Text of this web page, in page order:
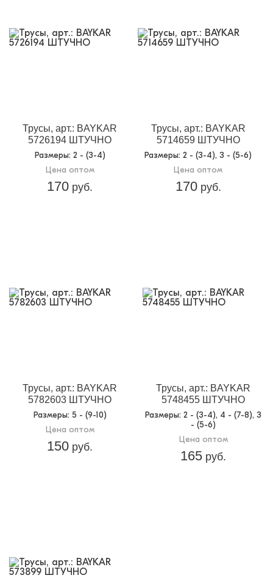
Трусы, арт.: BAYKAR
5726194 ШТУЧНО
Размеры: 2 - (3-4)
Цена оптом
170 руб.
Трусы, арт.: BAYKAR
5714659 ШТУЧНО
Размеры: 2 - (3-4), 3 - (5-6)
Цена оптом
170руб.
Трусы, арт.: BAYKAR
5782603 ШТУЧНО
Размеры: 5 - (9-10)
Цена оптом
150 руб.
Трусы, арт.: BAYKAR
5748455 ШТУЧНО
Размеры: 2 - (3-4), 4 - (7-8), 3
- (5-6)
Цена оптом
165 руб.